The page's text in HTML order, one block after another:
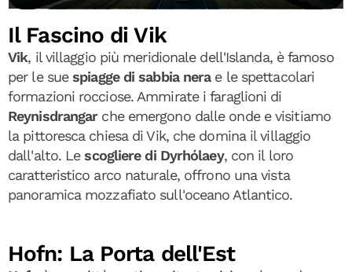
Il Fascino di Vik
Vik, il villaggio più meridionale dell'Islanda, è famoso
per le suespiagge di sabbia nerae le spettacolari
formazioni rocciose. Ammirate i faraglioni di
Reynisdrangarche emergono dalle onde e visitiamo
la pittoresca chiesa di Vik, che domina il villaggio
dall'alto. Lescogliere di Dyrhólaey, con il loro
caratteristico arco naturale, offrono una vista
panoramica mozzafiato sull'oceano Atlantico.
Hofn: La Porta dell'Est